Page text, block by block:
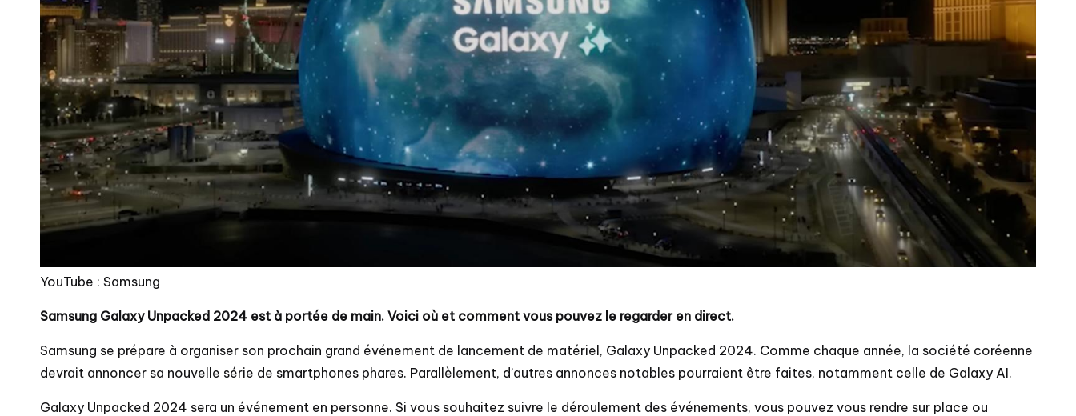
YouTube : Samsung
Samsung Galaxy Unpacked 2024 est à portée de main. Voici où et comment vous pouvez le regarder en direct.
Samsung se prépare à organiser son prochain grand événement de lancement de matériel, Galaxy Unpacked 2024. Comme chaque année, la société coréenne
devrait annoncer sa nouvelle série de smartphones phares. Parallèlement, d’autres annonces notables pourraient être faites, notamment celle de Galaxy AI.
Galaxy Unpacked 2024 sera un événement en personne. Si vous souhaitez suivre le déroulement des événements, vous pouvez vous rendre sur place ou